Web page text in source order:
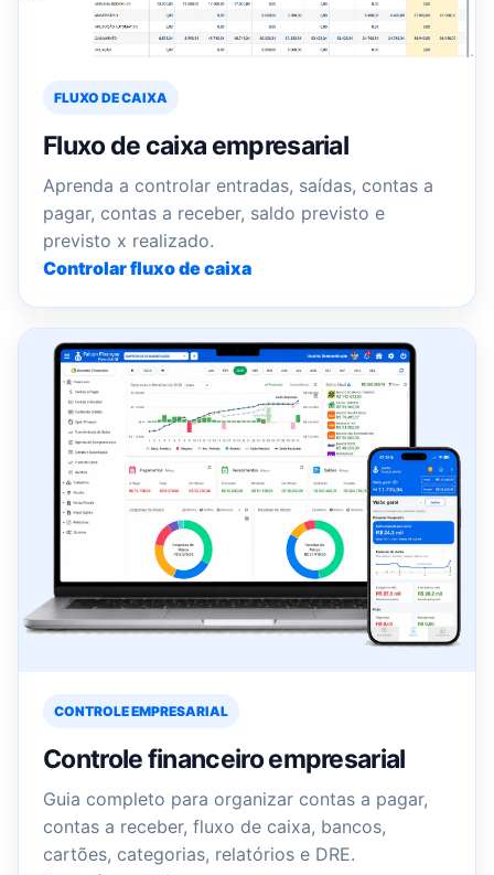
FLUXO DE CAIXA
Fluxo de caixa empresarial
Aprenda a controlar entradas, saídas, contas a
pagar, contas a receber, saldo previsto e
previsto x realizado.
Controlar fluxo de caixa
CONTROLE EMPRESARIAL
Controle financeiro empresarial
Guia completo para organizar contas a pagar,
contas a receber, fluxo de caixa, bancos,
cartões, categorias, relatórios e DRE.